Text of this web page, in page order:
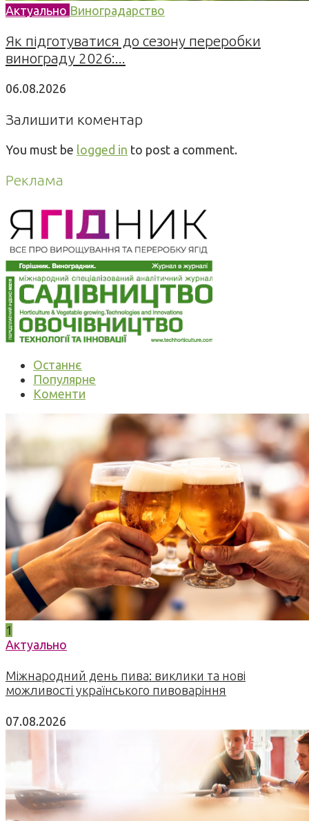
Актуально Виноградарство
Як підготуватися до сезону переробки
винограду 2026:...
06.08.2026
Залишити коментар
You must be logged in to post a comment.
Реклама
Останнє
Популярне
Коменти
1
Актуально
Міжнародний день пива: виклики та нові
можливості українського пивоваріння
07.08.2026